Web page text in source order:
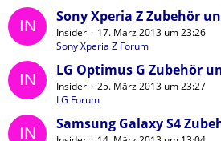
Sony Xperia Z Zubehör
Insider
17. März 2013 um 23:26
Sony Xperia Z Forum
LG Optimus G Zubehör
Insider
25. März 2013 um 23:27
LG Forum
Samsung Galaxy S4